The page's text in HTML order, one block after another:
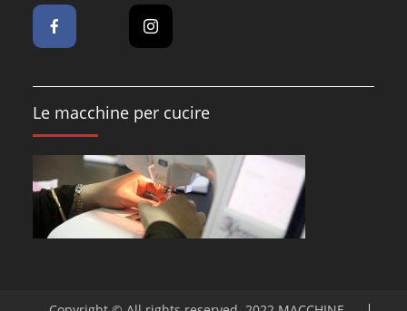
Le macchine per cucire